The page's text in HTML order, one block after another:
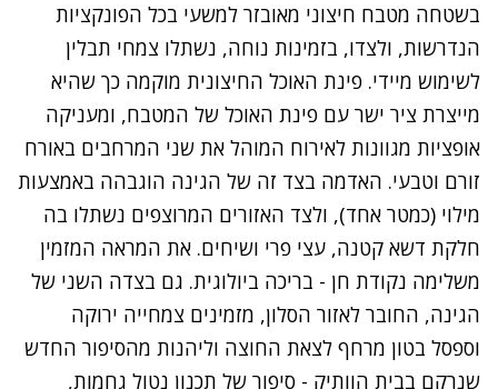
בשטחה מטבח חיצוני מאובזר למשעי בכל הפונקציות
הנדרשות, ולצדו, בזמינות נוחה, נשתלו צמחי תבלין
לשימוש מיידי. פינת האוכל החיצונית מוקמה כך שהיא
מייצרת ציר ישר עם פינת האוכל של המטבח, ומעניקה
אופציות מגוונות לאירוח המוהל את שני המרחבים באורח
זורם וטבעי. האדמה בצד זה של הגינה הוגבהה באמצעות
מילוי (כמטר אחד), ולצד האזורים המרוצפים נשתלו בה
חלקת דשא קטנה, עצי פרי ושיחים. את המראה המזמין
משלימה נקודת חן - בריכה ביולוגית. גם בצדה השני של
הגינה, החובר לאזור הסלון, מזמינים צמחייה ירוקה
וספסל בטון מרחף לצאת החוצה וליהנות מהסיפור החדש
שנרקם בבית הוותיק - סיפור של תכנון נטול גחמות,